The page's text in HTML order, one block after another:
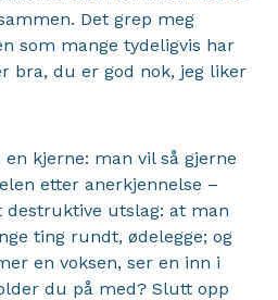
Det grep meg
som mange tydeligvis har
bra, du er god nok, jeg liker
kjerne: man vil så gjerne
etter anerkjennelse –
utslag: at man
ting rundt, ødelegge; og
en voksen, ser en inn i
du på med? Slutt opp